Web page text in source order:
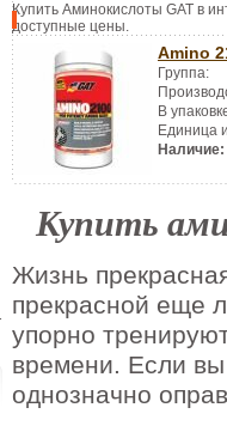
Купить Аминокислоты GAT в
доступные цены.
Amino
Группа:
В
Единица
Наличие:
Купить
Жизнь
прекрасной еще
упорно
времени. Если
однозначно